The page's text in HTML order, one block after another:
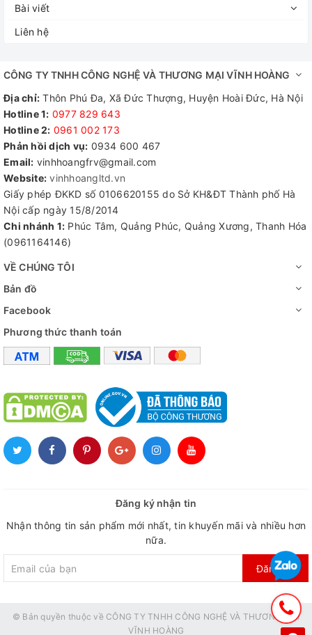
Bài viết
Liên hệ
CÔNG TY TNHH CÔNG NGHỆ VÀ THƯƠNG MẠI VĨNH HOÀNG
Địa chỉ: Thôn Phú Đa, Xã Đức Thượng, Huyện Hoài Đức, Hà Nội
Hotline 1: 0977 829 643
Hotline 2: 0961 002 173​
Phản hồi dịch vụ: 0934 600 467
Email: vinhhoangfrv@gmail.com
Website: vinhhoangltd.vn
Giấy phép ĐKKD số 0106620155 do Sở KH&ĐT Thành phố Hà
Nội cấp ngày 15/8/2014
Chi nhánh 1: Phúc Tâm, Quảng Phúc, Quảng Xương, Thanh Hóa
(0961164146)
VỀ CHÚNG TÔI
Bản đồ
Facebook
Phương thức thanh toán
Đăng ký nhận tin
Nhận thông tin sản phẩm mới nhất, tin khuyến mãi và nhiều hơn
nữa.
Đăng ký
© Bản quyền thuộc về CÔNG TY TNHH CÔNG NGHỆ VÀ THƯƠNG MẠI
VĨNH HOÀNG